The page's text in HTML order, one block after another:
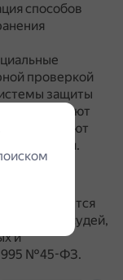
способов
проверкой
защиты
определяют
выявляют
утечки.
является
защите судей,
и
№45-ФЗ.